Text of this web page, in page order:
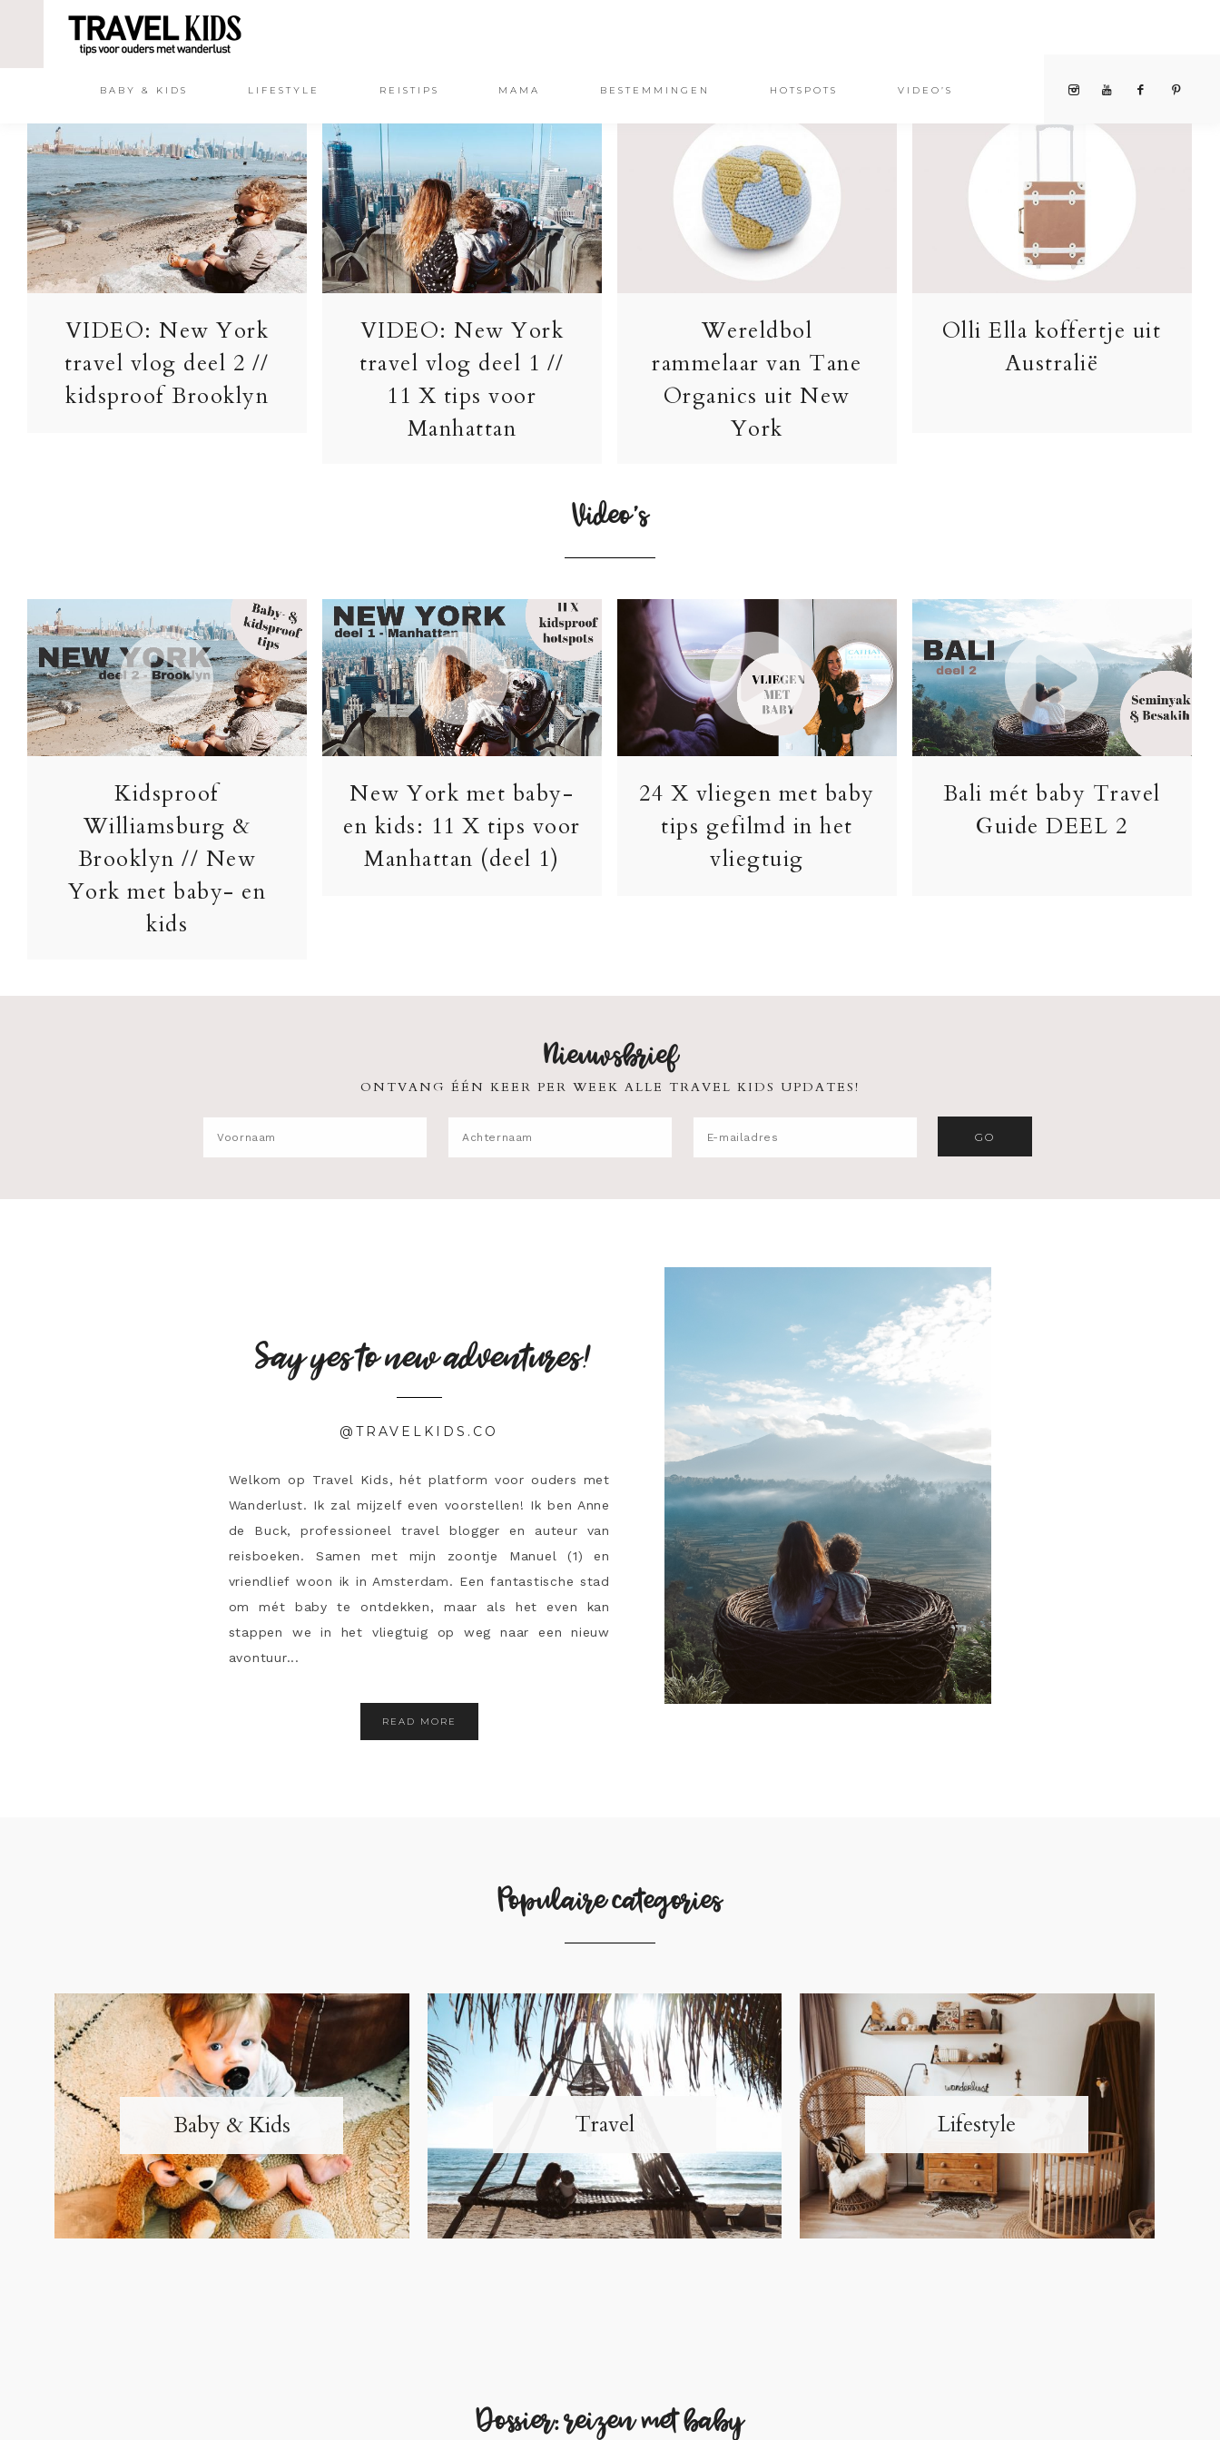
BABY & KIDS LIFESTYLE REISTIPS MAMA BESTEMMINGEN HOTSPOTS VIDEO’S
VIDEO: New York
travel vlog deel 2 //
kidsproof Brooklyn
VIDEO: New York
travel vlog deel 1 //
11 X tips voor
Manhattan
Wereldbol
rammelaar van Tane
Organics uit New
York
Olli Ella koffertje uit
Australië
Video’s
Kidsproof
Williamsburg &
Brooklyn // New
York met baby- en
kids
New York met baby-
en kids: 11 X tips voor
Manhattan (deel 1)
24 X vliegen met baby
tips gefilmd in het
vliegtuig
Bali mét baby Travel
Guide DEEL 2
Nieuwsbrief
ONTVANG ÉÉN KEER PER WEEK ALLE TRAVEL KIDS UPDATES!
Say yes to new adventures!
@TRAVELKIDS.CO
Welkom op Travel Kids, hét platform voor ouders met
Wanderlust. Ik zal mijzelf even voorstellen! Ik ben Anne
de Buck, professioneel travel blogger en auteur van
reisboeken. Samen met mijn zoontje Manuel (1) en
vriendlief woon ik in Amsterdam. Een fantastische stad
om mét baby te ontdekken, maar als het even kan
stappen we in het vliegtuig op weg naar een nieuw
avontuur...
READ MORE
Populaire categories
Baby & Kids Travel Lifestyle
Dossier: reizen met baby